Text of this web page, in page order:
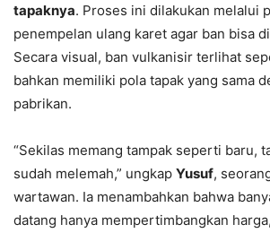
tapaknya. Proses ini dilakukan melalui
penempelan ulang karet agar ban bisa
Secara visual, ban vulkanisir terlihat
bahkan memiliki pola tapak yang sama
pabrikan.
“Sekilas memang tampak seperti baru,
sudah melemah,” ungkap Yusuf,
wartawan. Ia menambahkan bahwa
datang hanya mempertimbangkan